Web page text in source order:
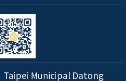
Taipei Municipal Datong